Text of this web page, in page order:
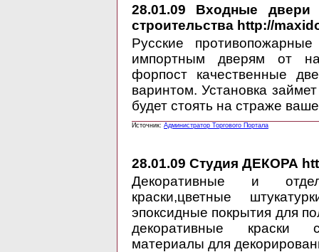
28.01.09 Входные двери
строительства http://
Русские
импортным дверям от
форпост качественные
варинтом. Установка
будет стоять на страже
Источник: Администратор Торгового Портала
28.01.09 Студия ДЕКОРА
Декоративные и
краски,цветные
эпоксидные покрытия для
декоративные краски
материалы для